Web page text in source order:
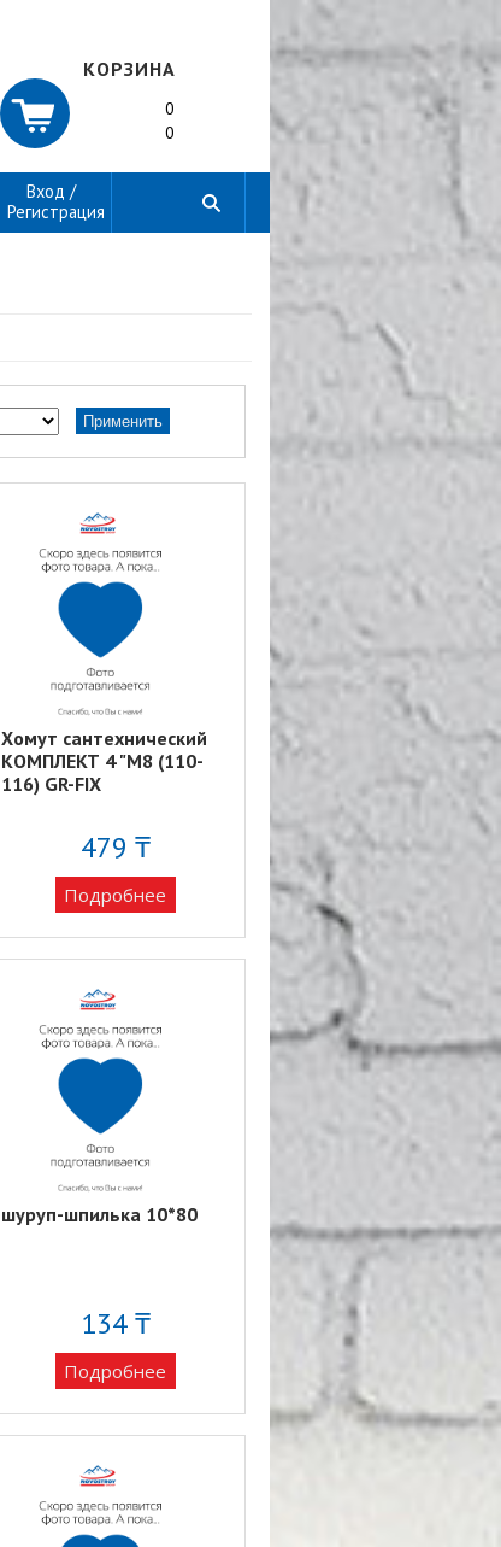
КОРЗИНА
0
0
Вход /
Регистрация
Хомут сантехнический
КОМПЛЕКТ 4 "М8 (110-
116) GR-FIX
479 ₸
Подробнее
шуруп-шпилька 10*80
134 ₸
Подробнее